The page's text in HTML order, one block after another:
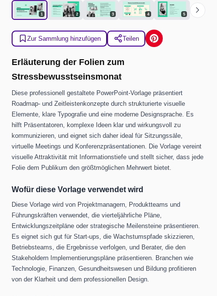
1 2 3 4 5 chevron_right
Zur Sammlung hinzufügen Teilen
Erläuterung der Folien zum
Stressbewusstseinsmonat
Diese professionell gestaltete PowerPoint-Vorlage präsentiert
Roadmap- und Zeitleistenkonzepte durch strukturierte visuelle
Elemente, klare Typografie und eine moderne Designsprache. Es
hilft Präsentatoren, komplexe Ideen klar und wirkungsvoll zu
kommunizieren, und eignet sich daher ideal für Sitzungssäle,
virtuelle Meetings und Konferenzpräsentationen. Die Vorlage vereint
visuelle Attraktivität mit Informationstiefe und stellt sicher, dass jede
Folie dem Publikum den größtmöglichen Mehrwert bietet.
Wofür diese Vorlage verwendet wird
Diese Vorlage wird von Projektmanagern, Produktteams und
Führungskräften verwendet, die vierteljährliche Pläne,
Entwicklungszeitpläne oder strategische Meilensteine ​​präsentieren.
Es eignet sich gut für Start-ups, die Wachstumspfade skizzieren,
Betriebsteams, die Ergebnisse verfolgen, und Berater, die den
Stakeholdern Implementierungspläne präsentieren. Branchen wie
Technologie, Finanzen, Gesundheitswesen und Bildung profitieren
von der Klarheit und dem professionellen Design.